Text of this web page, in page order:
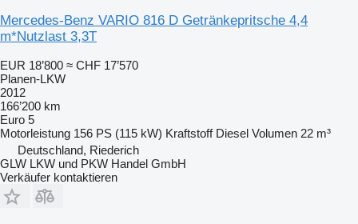
Mercedes-Benz VARIO 816 D Getränkepritsche 4,4
m*Nutzlast 3,3T
EUR 18’800 ≈ CHF 17’570
Planen-LKW
2012
166’200 km
Euro 5
Motorleistung 156 PS (115 kW) Kraftstoff Diesel Volumen 22 m³
Deutschland, Riederich
GLW LKW und PKW Handel GmbH
Verkäufer kontaktieren